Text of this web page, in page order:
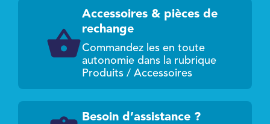
Accessoires & pièces de
rechange
Commandez les en toute
autonomie dans la rubrique
Produits / Accessoires
Besoin d’assistance ?